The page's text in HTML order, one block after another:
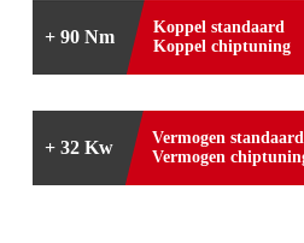
+ 90 Nm Koppel standaard
Koppel chiptuning
+ 32 Kw Vermogen standaard
Vermogen